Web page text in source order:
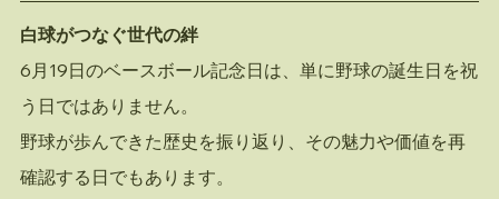
白球がつなぐ世代の絆
6月19日のベースボール記念日は、単に野球の誕生日を祝
う日ではありません。
野球が歩んできた歴史を振り返り、その魅力や価値を再
確認する日でもあります。